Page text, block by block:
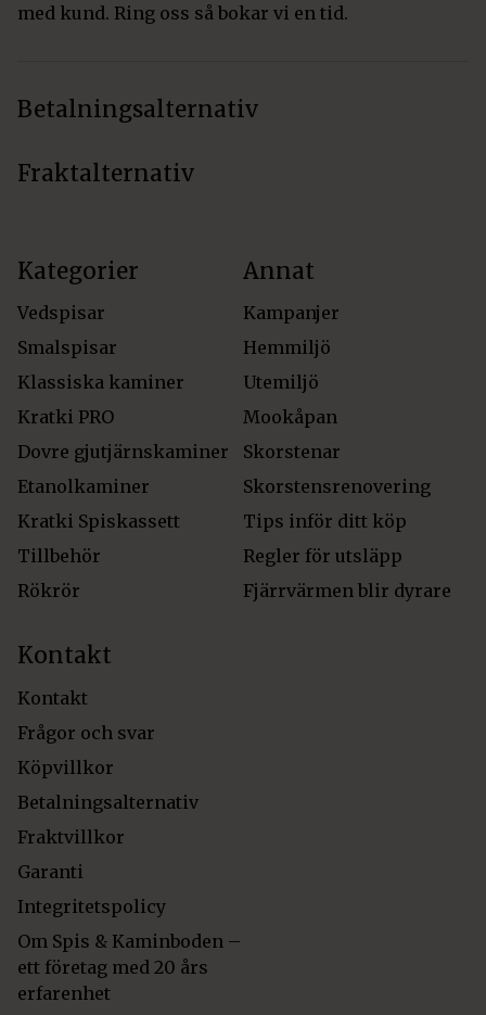
med kund. Ring oss så bokar vi en tid.
Betalningsalternativ
Fraktalternativ
Kategorier
Vedspisar
Smalspisar
Klassiska kaminer
Kratki PRO
Dovre gjutjärnskaminer
Etanolkaminer
Kratki Spiskassett
Tillbehör
Rökrör
Annat
Kampanjer
Hemmiljö
Utemiljö
Mookåpan
Skorstenar
Skorstensrenovering
Tips inför ditt köp
Regler för utsläpp
Fjärrvärmen blir dyrare
Kontakt
Kontakt
Frågor och svar
Köpvillkor
Betalningsalternativ
Fraktvillkor
Garanti
Integritetspolicy
Om Spis & Kaminboden –
ett företag med 20 års
erfarenhet